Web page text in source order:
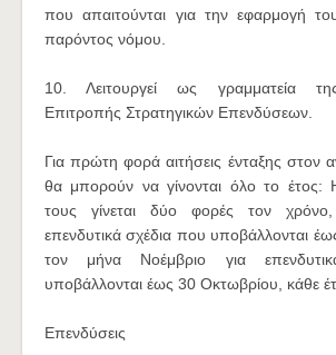
που απαιτούνται για την εφαρμογή
παρόντος νόμου.
10. Λειτουργεί ως γραμματεία
Επιτροπής Στρατηγικών Επενδύσεων.
Για πρώτη φορά αιτήσεις ένταξης στον
θα μπορούν να γίνονται όλο το έτος:
τους γίνεται δύο φορές τον
επενδυτικά σχέδια που υποβάλλονται
τον μήνα Νοέμβριο για
υποβάλλονται έως 30 Οκτωβρίου, κάθε
Επενδύσεις